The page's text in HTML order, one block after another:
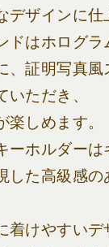
デザインに仕
ドはホログ
、証明写真
いただき、
楽しめます。
ーホルダー
した高級感
着けやすいデ